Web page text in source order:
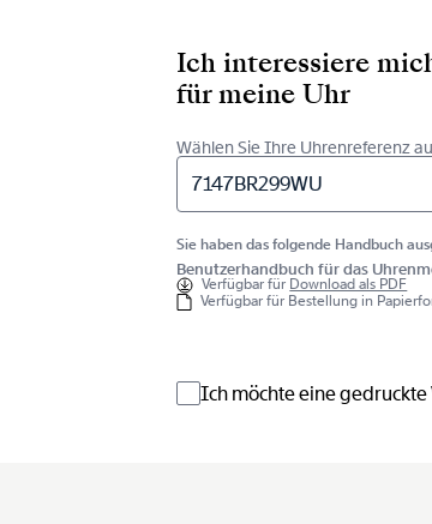
Ich interessiere
für meine Uhr
Wählen Sie Ihre Uhrenreferenz
7147BR299WU
Sie haben das folgende Handbuch
Benutzerhandbuch für das
Verfügbar für Download als PDF
Verfügbar für Bestellung in
Ich möchte eine